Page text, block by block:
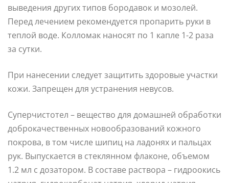
выведения других типов бородавок и мозолей.
Перед лечением рекомендуется пропарить руки в
теплой воде. Колломак наносят по 1 капле 1-2 раза
за сутки.
При нанесении следует защитить здоровые участки
кожи. Запрещен для устранения невусов.
Суперчистотел – вещество для домашней обработки
доброкачественных новообразований кожного
покрова, в том числе шипиц на ладонях и пальцах
рук. Выпускается в стеклянном флаконе, объемом
1.2 мл с дозатором. В составе раствора – гидроокись